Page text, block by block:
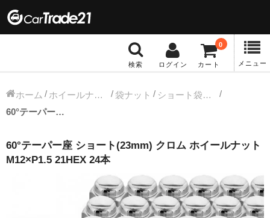
検索 ログイン カート
0
メニュー
冬タイヤホイール
13インチ：冬タイヤホイール
14インチ：冬タイヤホイール
15インチ：冬タイヤホイール
ホーム ホイールナット 袋ナット
ショート袋ナット
60°テーパー座 ショート(23mm) クロム ホイールナット M12×P1.5 21HEX 24本
60°テーパー座 ショート(23mm) クロム ホイールナット
M12×P1.5 21HEX 24本